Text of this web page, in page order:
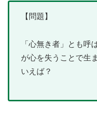
【問題】
「心無き者」とも呼
が心を失うことで生
いえば？